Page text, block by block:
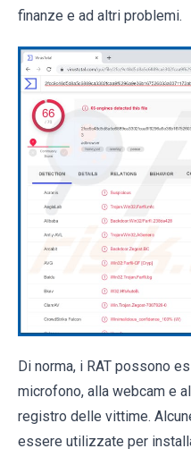
finanze e ad altri problemi.
Di norma, i RAT possono
microfono, alla webcam e
registro delle vittime.
essere utilizzate per